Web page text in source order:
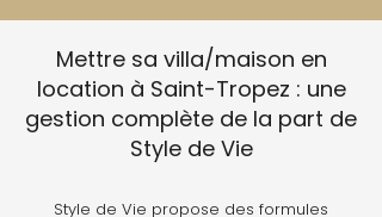
Mettre sa villa/maison en
location à Saint-Tropez : une
gestion complète de la part de
Style de Vie
Style de Vie propose des formules